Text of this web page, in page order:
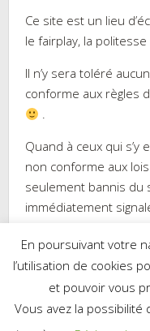
Ce site est un lieu
le fairplay, la
Il n’y sera toléré
conforme aux règles
.
Quand à ceux qui
non conforme aux
seulement bannis du
immédiatement
Réalisé par
Mes recettes sur
En poursuivant votre
l’utilisation de cookies
et pouvoir vous
Vous avez la